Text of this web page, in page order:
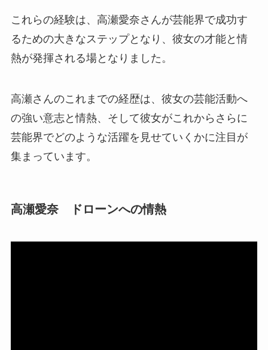
これらの経験は、高瀬愛奈さんが芸能界で成功す
るための大きなステップとなり、彼女の才能と情
熱が発揮される場となりました。
高瀬さんのこれまでの経歴は、彼女の芸能活動へ
の強い意志と情熱、そして彼女がこれからさらに
芸能界でどのような活躍を見せていくかに注目が
集まっています。
高瀬愛奈 ドローンへの情熱